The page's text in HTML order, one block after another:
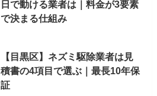
日で動ける業者は｜料金が3要素
で決まる仕組み
【目黒区】ネズミ駆除業者は見
積書の4項目で選ぶ｜最長10年保
証